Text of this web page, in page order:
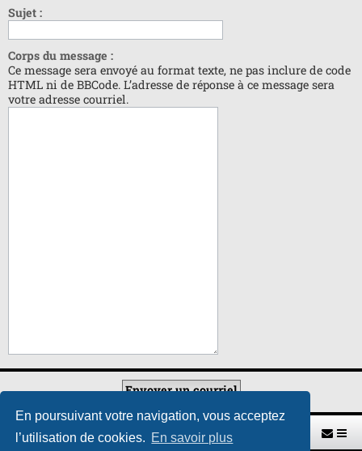
En poursuivant votre navigation, vous acceptez
l’utilisation de cookies. En savoir plus
Sujet :
Corps du message :
Ce message sera envoyé au format texte, ne pas inclure de code
HTML ni de BBCode. L’adresse de réponse à ce message sera
votre adresse courriel.
Retour vers le site U.A.G.R. Index du forum